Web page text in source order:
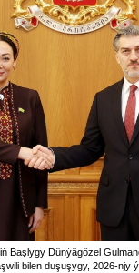
Başlygy Dünýägözel
bilen duşuşygy, 2026-njy